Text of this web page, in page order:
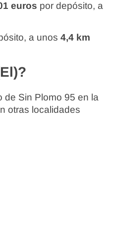
euros por depósito, a
a unos 4,4 km
de Sin Plomo 95 en la
otras localidades